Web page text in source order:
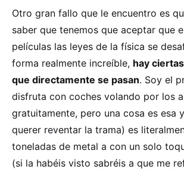
Otro gran fallo que le encuentro es
saber que tenemos que aceptar que
películas las leyes de la física se
forma realmente increíble, hay
que directamente se pasan. Soy el
disfruta con coches volando por los
gratuitamente, pero una cosa es esa
querer reventar la trama) es
toneladas de metal a con un solo
(si la habéis visto sabréis a que me